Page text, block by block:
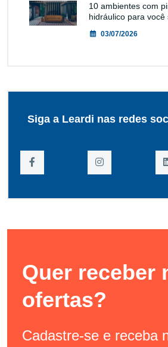
10 ambientes com
hidráulico para você
03/07/2026
Siga a Leardi nas redes
Quer receber
ofertas?
Cadastre-se e receba